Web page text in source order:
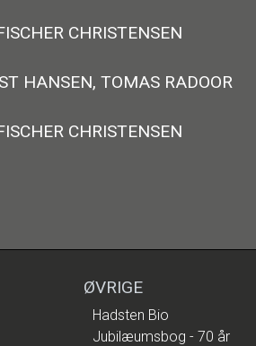
CHRISTENSEN
HANSEN, TOMAS RADOOR
CHRISTENSEN
ØVRIGE
Hadsten Bio
Jubilæumsbog - 70 år